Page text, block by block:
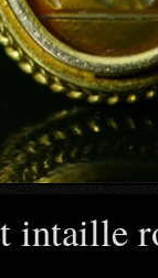
intaille